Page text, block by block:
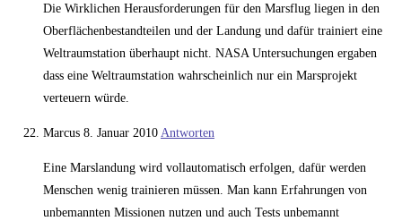
Die Wirklichen Herausforderungen für den Marsflug liegen in den
Oberflächenbestandteilen und der Landung und dafür trainiert eine
Weltraumstation überhaupt nicht. NASA Untersuchungen ergaben
dass eine Weltraumstation wahrscheinlich nur ein Marsprojekt
verteuern würde.
Marcus 8. Januar 2010 Antworten
Eine Marslandung wird vollautomatisch erfolgen, dafür werden
Menschen wenig trainieren müssen. Man kann Erfahrungen von
unbemannten Missionen nutzen und auch Tests unbemannt